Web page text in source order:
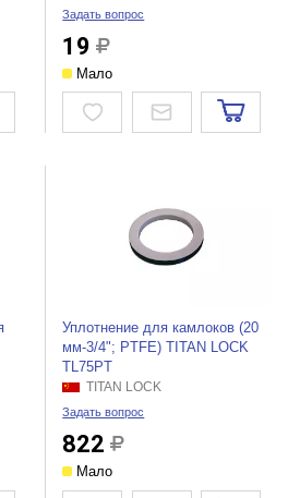
Задать вопрос
19
Мало
Уплотнение для камлоков (20
мм-3/4"; PTFE) TITAN LOCK
TL75PT
TITAN LOCK
Задать вопрос
822
Мало